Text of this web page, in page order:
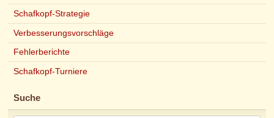
Schafkopf-Strategie
Verbesserungsvorschläge
Fehlerberichte
Schafkopf-Turniere
Suche